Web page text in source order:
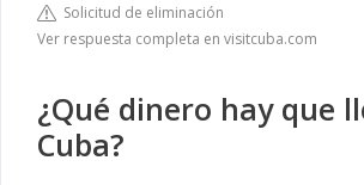
Solicitud de eliminación
Ver respuesta completa en visitcuba.com
¿Qué dinero hay que
Cuba?